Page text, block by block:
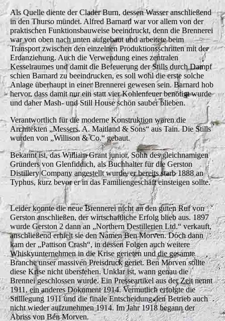
Als Quelle diente der Clader Burn, dessen Wasser anschließend
in den Thurso mündet. Alfred Barnard war vor allem von der
praktischen Funktionsbauweise beeindruckt, denn die Brennerei
war von oben nach unten aufgebaut und arbeitete beim
Transport zwischen den einzelnen Produktionsschritten mit der
Erdanziehung. Auch die Verwendung eines zentralen
Kesselraumes und damit die Befeuerung der Stills durch Dampf
schien Barnard zu beeindrucken, es soll wohl die erste solche
Anlage überhaupt in einer Brennerei gewesen sein. Barnard hob
hervor, dass damit nur ein statt vier Kohlenfeuer benötigt wurde
und daher Mash- und Still House schön sauber blieben.
Verantwortlich für die moderne Konstruktion waren die
Architekten „Messers. A. Maitland & Sons“ aus Tain. Die Stills
wurden von „Willison & Co.“ gebaut.
Bekannt ist, das William Grant junior, Sohn des gleichnamigen
Gründers von Glenfiddich, als Buchhalter für die Gerston
Distillery Company angestellt wurde, er bereits starb 1888 an
Typhus, kurz bevor er in das Familiengeschäft einsteigen sollte.
Leider konnte die neue Brennerei nicht an den guten Ruf von
Gerston anschließen, der wirtschaftliche Erfolg blieb aus. 1897
wurde Gerston 2 dann an „Northern Destillerien Ltd.“ verkauft,
anschließend erhielt sie den Namen Ben Morven. Doch dann
kam der „Pattison Crash“, in dessen Folgen auch weitere
Whiskyunternehmen in die Krise gerieten und die gesamte
Branche unser massiven Preisdruck geriet. Ben Morven sollte
diese Krise nicht überstehen. Unklar ist, wann genau die
Brennei geschlossen wurde. Ein Presseartikel aus der Zeit nennt
1911, ein anderes Dokument 1914. Vermutlich erfolgte die
Stilllegung 1911 und die finale Entscheidung den Betrieb auch
nicht wieder aufzunehmen 1914. Im Jahr 1918 begann der
Abriss von Ben Morven.